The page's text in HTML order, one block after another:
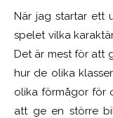
När jag startar ett
spelet vilka
Det är mest för att
hur de olika
olika förmågor för
att ge en större